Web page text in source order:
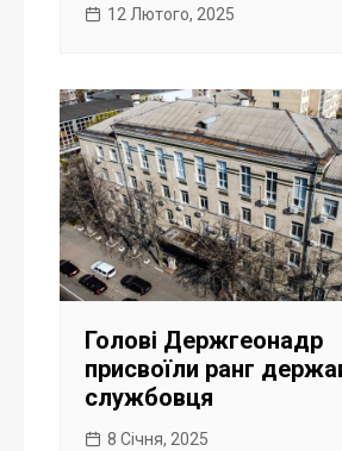
12 Лютого, 2025
Голові Держгеонадр
присвоїли ранг
службовця
8 Січня, 2025